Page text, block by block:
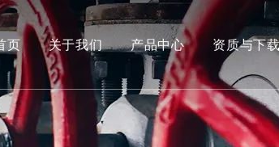
页 关于我们 产品中心
船用阀
蝶阀
资质与下载